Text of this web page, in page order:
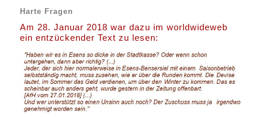
Harte Fragen
Am 28. Januar 2018 war dazu im worldwideweb
ein entzückender Text zu lesen: